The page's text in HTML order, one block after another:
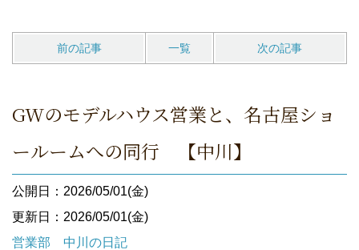
前の記事 一覧 次の記事
GWのモデルハウス営業と、名古屋ショ
ールームへの同行 【中川】
公開日：2026/05/01(金)
更新日：2026/05/01(金)
営業部 中川の日記